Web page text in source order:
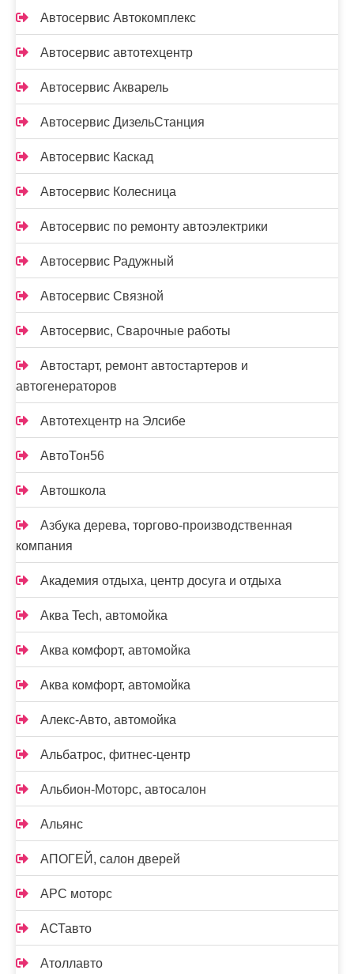
Автосервис Автокомплекс
Автосервис автотехцентр
Автосервис Акварель
Автосервис ДизельСтанция
Автосервис Каскад
Автосервис Колесница
Автосервис по ремонту автоэлектрики
Автосервис Радужный
Автосервис Связной
Автосервис, Сварочные работы
Автостарт, ремонт автостартеров и
автогенераторов
Автотехцентр на Элсибе
АвтоТон56
Автошкола
Азбука дерева, торгово-производственная
компания
Академия отдыха, центр досуга и отдыха
Аква Tech, автомойка
Аква комфорт, автомойка
Аква комфорт, автомойка
Алекс-Авто, автомойка
Альбатрос, фитнес-центр
Альбион-Моторс, автосалон
Альянс
АПОГЕЙ, салон дверей
АРС моторс
АСТавто
Атоллавто